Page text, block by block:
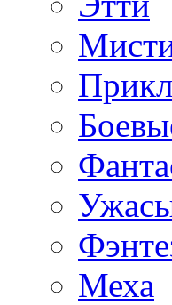
Меха